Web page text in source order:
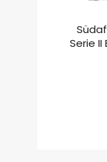
Serie II